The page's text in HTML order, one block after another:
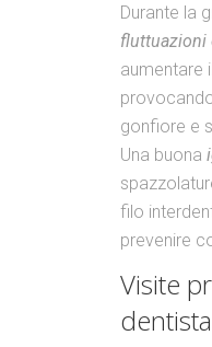
Durante la
fluttuazioni
aumentare
gonfiore e
Una buona
filo
prevenire
Visite